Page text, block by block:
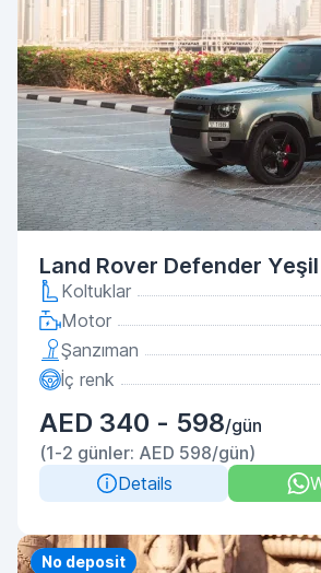
Land Rover Defender
Koltuklar
Motor
Şanzıman
İç renk
AED 340 - 598/gün
(1-2 günler: AED 598/gün)
Details
Priority
No deposit